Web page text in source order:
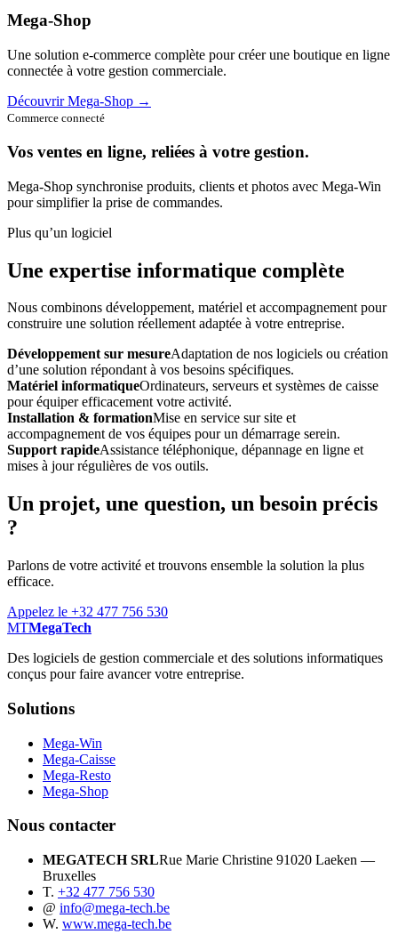
Mega-Shop
Une solution e-commerce complète pour créer une boutique en ligne
connectée à votre gestion commerciale.
Découvrir Mega-Shop →
Commerce connecté
Vos ventes en ligne, reliées à votre gestion.
Mega-Shop synchronise produits, clients et photos avec Mega-Win
pour simplifier la prise de commandes.
Plus qu’un logiciel
Une expertise informatique complète
Nous combinons développement, matériel et accompagnement pour
construire une solution réellement adaptée à votre entreprise.
Développement sur mesureAdaptation de nos logiciels ou création
d’une solution répondant à vos besoins spécifiques.
Matériel informatiqueOrdinateurs, serveurs et systèmes de caisse
pour équiper efficacement votre activité.
Installation & formationMise en service sur site et
accompagnement de vos équipes pour un démarrage serein.
Support rapideAssistance téléphonique, dépannage en ligne et
mises à jour régulières de vos outils.
Un projet, une question, un besoin précis
?
Parlons de votre activité et trouvons ensemble la solution la plus
efficace.
Appelez le +32 477 756 530
MTMegaTech
Des logiciels de gestion commerciale et des solutions informatiques
conçus pour faire avancer votre entreprise.
Solutions
Mega-Win
Mega-Caisse
Mega-Resto
Mega-Shop
Nous contacter
MEGATECH SRLRue Marie Christine 91020 Laeken —
Bruxelles
T. +32 477 756 530
@ info@mega-tech.be
W. www.mega-tech.be